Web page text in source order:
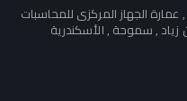
, عمارة الجهاز المركزى للمحاسبات